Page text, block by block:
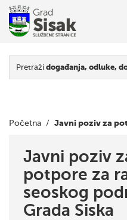
Pretraži događanja, odluke,
Početna / Javni poziv za
Javni poziv
potpore za
seoskog
Grada Siska